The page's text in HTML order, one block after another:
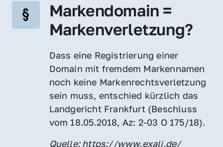
Markendomain =
Markenverletzung?
Dass eine Registrierung einer
Domain mit fremdem Markennamen
noch keine Markenrechtsverletzung
sein muss, entschied kürzlich das
Landgericht Frankfurt (Beschluss
vom 18.05.2018, Az: 2-03 O 175/18).
Quelle: https://www.exali.de/